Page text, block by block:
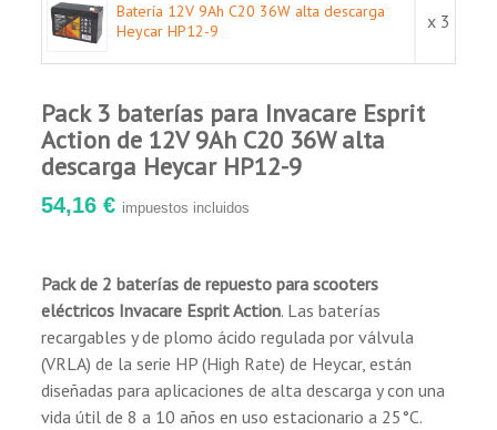
Batería 12V 9Ah C20 36W alta descarga
Heycar HP12-9
x 3
Pack 3 baterías para Invacare Esprit
Action de 12V 9Ah C20 36W alta
descarga Heycar HP12-9
54,16 € impuestos incluidos
Pack de 2 baterías de repuesto para scooters
eléctricos Invacare Esprit Action. Las baterías
recargables y de plomo ácido regulada por válvula
(VRLA) de la serie HP (High Rate) de Heycar, están
diseñadas para aplicaciones de alta descarga y con una
vida útil de 8 a 10 años en uso estacionario a 25°C.
Sistemas de alarma.
Equipos de control.
Sistemas de seguridad.
Equipos médicos.
Herramientas eléctricas.